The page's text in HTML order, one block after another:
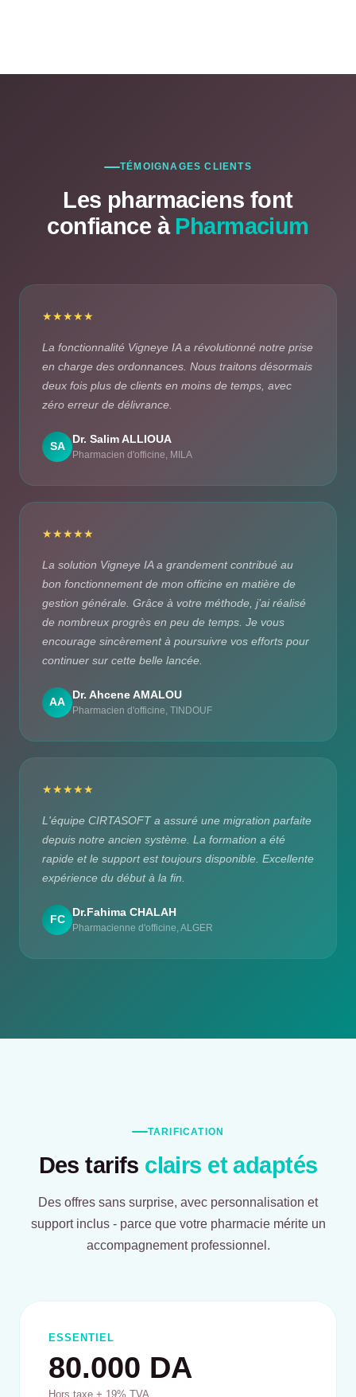
TÉMOIGNAGES CLIENTS
Les pharmaciens font
confiance à Pharmacium
★★★★★
La fonctionnalité Vigneye IA a révolutionné notre prise
en charge des ordonnances. Nous traitons désormais
deux fois plus de clients en moins de temps, avec
zéro erreur de délivrance.
SA
Dr. Salim ALLIOUA
Pharmacien d'officine, MILA
★★★★★
La solution Vigneye IA a grandement contribué au
bon fonctionnement de mon officine en matière de
gestion générale. Grâce à votre méthode, j’ai réalisé
de nombreux progrès en peu de temps. Je vous
encourage sincèrement à poursuivre vos efforts pour
continuer sur cette belle lancée.
AA
Dr. Ahcene AMALOU
Pharmacien d'officine, TINDOUF
★★★★★
L'équipe CIRTASOFT a assuré une migration parfaite
depuis notre ancien système. La formation a été
rapide et le support est toujours disponible. Excellente
expérience du début à la fin.
FC
Dr.Fahima CHALAH
Pharmacienne d'officine, ALGER
TARIFICATION
Des tarifs clairs et adaptés
Des offres sans surprise, avec personnalisation et
support inclus - parce que votre pharmacie mérite un
accompagnement professionnel.
ESSENTIEL
80.000 DA
Hors taxe + 19% TVA